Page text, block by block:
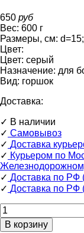
650 руб
Вес: 600 г
Размеры, см: d=15;
Цвет:
Цвет: серый
Назначение: для
Вид: горшок
Доставка:
✓ В наличии
✓ Самовывоз
✓ Доставка
✓ Курьером по
✓ Доставка по
✓ Доставка по РФ